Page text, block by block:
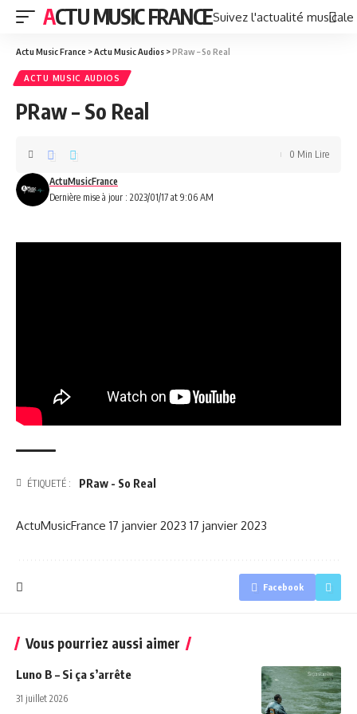
ACTU MUSIC FRANCESuivez l'actualité
Actu Music France >Actu Music Audios >PRaw – So Real
ACTU MUSIC AUDIOS
PRaw – So Real
Dernière mise à jour : 2023/01/17 at 9:06 AM
ActuMusicFrance
0 Min Lire
ÉTIQUETÉ : PRaw - So Real
ActuMusicFrance 17 janvier 2023 17 janvier 2023
Facebook
Vous pourriez aussi aimer
Luno B – Si ça s’arrête
31 juillet 2026